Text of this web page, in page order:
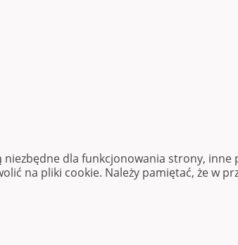
dla funkcjonowania strony,
na pliki cookie. Należy pamiętać, że w